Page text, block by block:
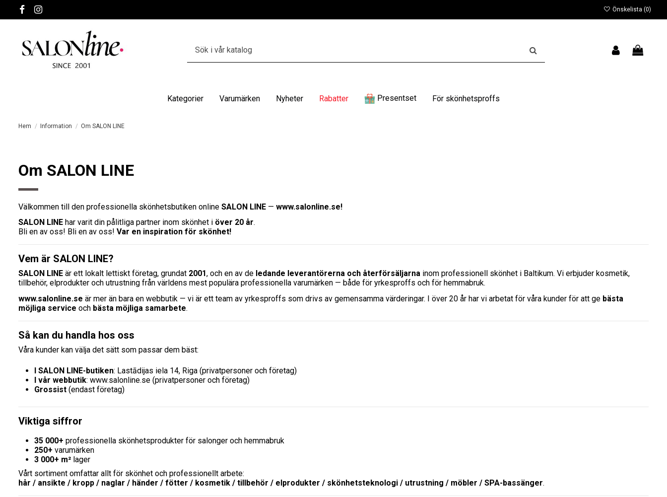
Önskelista (0)
Kategorier Varumärken Nyheter Rabatter Presentset För skönhetsproffs
Hem Information Om SALON LINE
Om SALON LINE
Välkommen till den professionella skönhetsbutiken online SALON LINE — www.salonline.se!
SALON LINE har varit din pålitliga partner inom skönhet i över 20 år.
Bli en av oss! Bli en av oss! Var en inspiration för skönhet!
Vem är SALON LINE?
SALON LINE är ett lokalt lettiskt företag, grundat 2001, och en av de ledande leverantörerna och återförsäljarna inom professionell skönhet i Baltikum. Vi erbjuder kosmetik,
tillbehör, elprodukter och utrustning från världens mest populära professionella varumärken — både för yrkesproffs och för hemmabruk.
www.salonline.se är mer än bara en webbutik — vi är ett team av yrkesproffs som drivs av gemensamma värderingar. I över 20 år har vi arbetat för våra kunder för att ge bästa
möjliga service och bästa möjliga samarbete.
Så kan du handla hos oss
Våra kunder kan välja det sätt som passar dem bäst:
I SALON LINE-butiken: Lastādijas iela 14, Riga (privatpersoner och företag)
I vår webbutik: www.salonline.se (privatpersoner och företag)
Grossist (endast företag)
Viktiga siffror
35 000+ professionella skönhetsprodukter för salonger och hemmabruk
250+ varumärken
3 000+ m² lager
Vårt sortiment omfattar allt för skönhet och professionellt arbete:
hår / ansikte / kropp / naglar / händer / fötter / kosmetik / tillbehör / elprodukter / skönhetsteknologi / utrustning / möbler / SPA-bassänger.